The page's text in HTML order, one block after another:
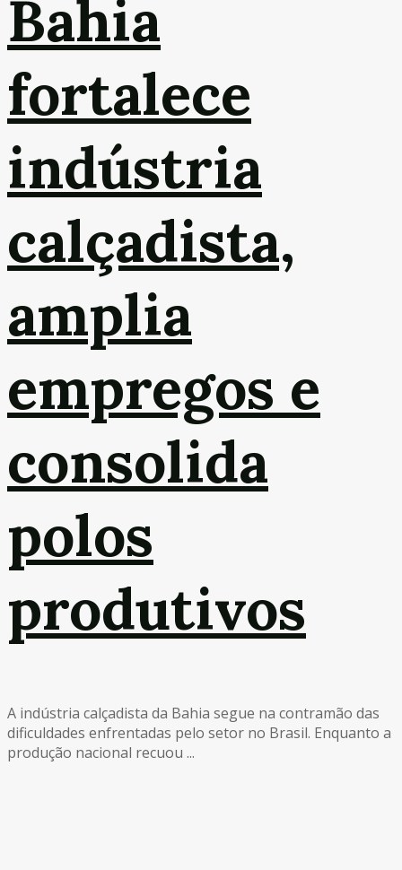
Bahia
fortalece
indústria
calçadista,
amplia
empregos e
consolida
polos
produtivos
A indústria calçadista da Bahia segue na contramão das
dificuldades enfrentadas pelo setor no Brasil. Enquanto a
produção nacional recuou ...